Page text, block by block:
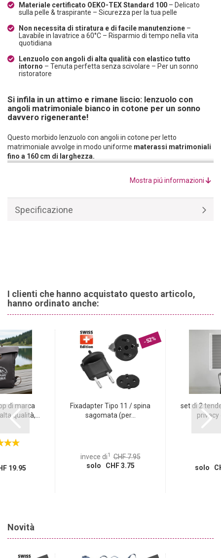
Materiale certificato OEKO-TEX Standard 100 – Delicato
sulla pelle & traspirante – Sicurezza per la tua pelle
Non necessita di stiratura e di facile manutenzione –
Lavabile in lavatrice a 60°C – Risparmio di tempo nella vita
quotidiana
Lenzuolo con angoli di alta qualità con elastico tutto
intorno – Tenuta perfetta senza scivolare – Per un sonno
ristoratore
Si infila in un attimo e rimane liscio: lenzuolo con
angoli matrimoniale bianco in cotone per un sonno
davvero rigenerante!
Questo morbido lenzuolo con angoli in cotone per letto
matrimoniale avvolge in modo uniforme materassi matrimoniali
fino a 160 cm di larghezza.
materie prime di alta qualità, è composto al100% da
Mostra piú informazioni
Specificazione
I clienti che hanno acquistato questo articolo,
hanno ordinato anche:
di marca
qualità,...
19.95
-52%
Fixadapter Tipo 11 / spina
sagomata (per...
invece di1 CHF 7.95
solo CHF 3.75
set di 2
privacy
solo
Novità